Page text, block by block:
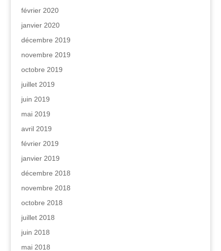
février 2020
janvier 2020
décembre 2019
novembre 2019
octobre 2019
juillet 2019
juin 2019
mai 2019
avril 2019
février 2019
janvier 2019
décembre 2018
novembre 2018
octobre 2018
juillet 2018
juin 2018
mai 2018